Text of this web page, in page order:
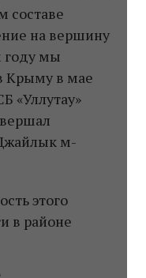
составе
на вершину
году мы
Крыму в мае
«Уллутау»
м-
этого
в районе